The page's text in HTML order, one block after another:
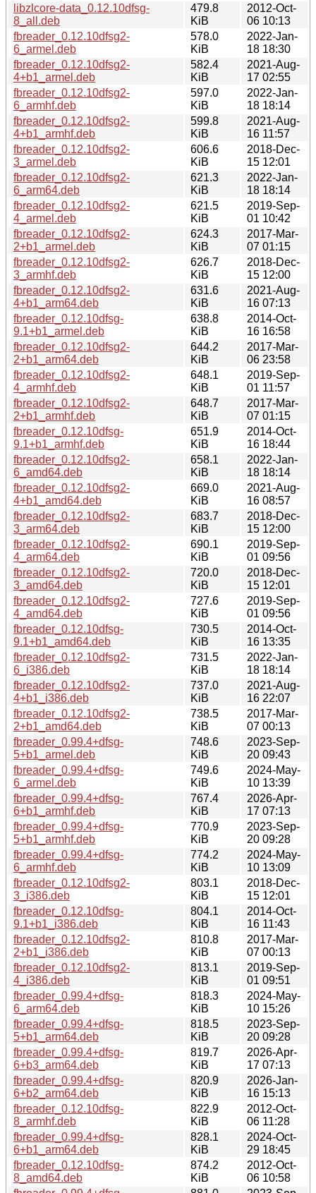
libzlcore-data_0.12.10dfsg-
8_all.deb
479.8
KiB
2012-Oct-
06 10:13
fbreader_0.12.10dfsg2-
6_armel.deb
578.0
KiB
2022-Jan-
18 18:30
fbreader_0.12.10dfsg2-
4+b1_armel.deb
582.4
KiB
2021-Aug-
17 02:55
fbreader_0.12.10dfsg2-
6_armhf.deb
597.0
KiB
2022-Jan-
18 18:14
fbreader_0.12.10dfsg2-
4+b1_armhf.deb
599.8
KiB
2021-Aug-
16 11:57
fbreader_0.12.10dfsg2-
3_armel.deb
606.6
KiB
2018-Dec-
15 12:01
fbreader_0.12.10dfsg2-
6_arm64.deb
621.3
KiB
2022-Jan-
18 18:14
fbreader_0.12.10dfsg2-
4_armel.deb
621.5
KiB
2019-Sep-
01 10:42
fbreader_0.12.10dfsg2-
2+b1_armel.deb
624.3
KiB
2017-Mar-
07 01:15
fbreader_0.12.10dfsg2-
3_armhf.deb
626.7
KiB
2018-Dec-
15 12:00
fbreader_0.12.10dfsg2-
4+b1_arm64.deb
631.6
KiB
2021-Aug-
16 07:13
fbreader_0.12.10dfsg-
9.1+b1_armel.deb
638.8
KiB
2014-Oct-
16 16:58
fbreader_0.12.10dfsg2-
2+b1_arm64.deb
644.2
KiB
2017-Mar-
06 23:58
fbreader_0.12.10dfsg2-
4_armhf.deb
648.1
KiB
2019-Sep-
01 11:57
fbreader_0.12.10dfsg2-
2+b1_armhf.deb
648.7
KiB
2017-Mar-
07 01:15
fbreader_0.12.10dfsg-
9.1+b1_armhf.deb
651.9
KiB
2014-Oct-
16 18:44
fbreader_0.12.10dfsg2-
6_amd64.deb
658.1
KiB
2022-Jan-
18 18:14
fbreader_0.12.10dfsg2-
4+b1_amd64.deb
669.0
KiB
2021-Aug-
16 08:57
fbreader_0.12.10dfsg2-
3_arm64.deb
683.7
KiB
2018-Dec-
15 12:00
fbreader_0.12.10dfsg2-
4_arm64.deb
690.1
KiB
2019-Sep-
01 09:56
fbreader_0.12.10dfsg2-
3_amd64.deb
720.0
KiB
2018-Dec-
15 12:01
fbreader_0.12.10dfsg2-
4_amd64.deb
727.6
KiB
2019-Sep-
01 09:56
fbreader_0.12.10dfsg-
9.1+b1_amd64.deb
730.5
KiB
2014-Oct-
16 13:35
fbreader_0.12.10dfsg2-
6_i386.deb
731.5
KiB
2022-Jan-
18 18:14
fbreader_0.12.10dfsg2-
4+b1_i386.deb
737.0
KiB
2021-Aug-
16 22:07
fbreader_0.12.10dfsg2-
2+b1_amd64.deb
738.5
KiB
2017-Mar-
07 00:13
fbreader_0.99.4+dfsg-
5+b1_armel.deb
748.6
KiB
2023-Sep-
20 09:43
fbreader_0.99.4+dfsg-
6_armel.deb
749.6
KiB
2024-May-
10 13:39
fbreader_0.99.4+dfsg-
6+b1_armhf.deb
767.4
KiB
2026-Apr-
17 07:13
fbreader_0.99.4+dfsg-
5+b1_armhf.deb
770.9
KiB
2023-Sep-
20 09:28
fbreader_0.99.4+dfsg-
6_armhf.deb
774.2
KiB
2024-May-
10 13:09
fbreader_0.12.10dfsg2-
3_i386.deb
803.1
KiB
2018-Dec-
15 12:01
fbreader_0.12.10dfsg-
9.1+b1_i386.deb
804.1
KiB
2014-Oct-
16 11:43
fbreader_0.12.10dfsg2-
2+b1_i386.deb
810.8
KiB
2017-Mar-
07 00:13
fbreader_0.12.10dfsg2-
4_i386.deb
813.1
KiB
2019-Sep-
01 09:51
fbreader_0.99.4+dfsg-
6_arm64.deb
818.3
KiB
2024-May-
10 15:26
fbreader_0.99.4+dfsg-
5+b1_arm64.deb
818.5
KiB
2023-Sep-
20 09:28
fbreader_0.99.4+dfsg-
6+b3_arm64.deb
819.7
KiB
2026-Apr-
17 07:13
fbreader_0.99.4+dfsg-
6+b2_arm64.deb
820.9
KiB
2026-Jan-
16 15:13
fbreader_0.12.10dfsg-
8_armhf.deb
822.9
KiB
2012-Oct-
06 11:28
fbreader_0.99.4+dfsg-
6+b1_arm64.deb
828.1
KiB
2024-Oct-
29 18:45
fbreader_0.12.10dfsg-
8_amd64.deb
874.2
KiB
2012-Oct-
06 10:58